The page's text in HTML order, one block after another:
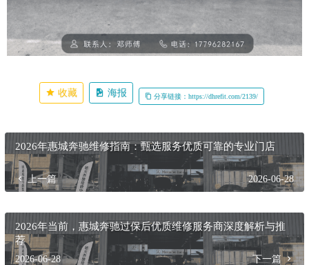
收藏 海报 分享链接：https://dhrefit.com/2139/
2026年惠城奔驰维修指南：甄选服务优质可靠的专业门店
上一篇 2026-06-28
2026年当前，惠城奔驰过保后优质维修服务商深度解析与推
荐
2026-06-28 下一篇